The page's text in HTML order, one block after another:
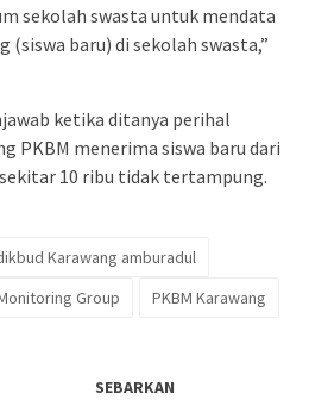
sekolah swasta untuk mendata
(siswa baru) di sekolah swasta,”
ketika ditanya perihal
PKBM menerima siswa baru dari
10 ribu tidak tertampung.
Karawang amburadul
Group
PKBM Karawang
SEBARKAN